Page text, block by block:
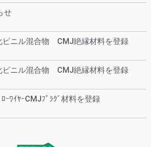
せ
ニル混合物 CMJ絶縁材料を登録
ニル混合物 CMJ絶縁材料を登録
ｰﾜｲﾔｰCMJﾌﾟﾗｸﾞ材料を登録